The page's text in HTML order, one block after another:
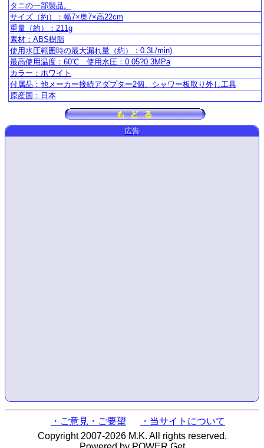
タニの一部製品。
サイズ（約）：幅7×奥7×高22cm
重量（約）：211g
素材：ABS樹脂
使用水圧範囲時の最大漏れ量（約）：0.3L/min)
最高使用温度：60℃ 使用水圧：0.05?0.3MPa
カラー：ホワイト
付属品：他メーカー接続アダプター2個、シャワー板取り外し工具
原産国：日本
広告
・ご意見・ご要望
・当サイトについて
Copyright 2007-2026 M.K. All rights reserved.